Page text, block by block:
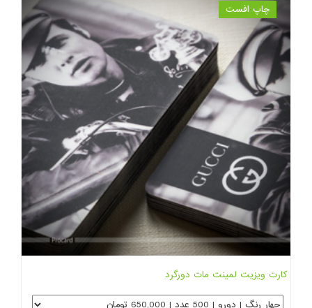
چاپ افست
کارت ویزیت لمینت مات دورگرد